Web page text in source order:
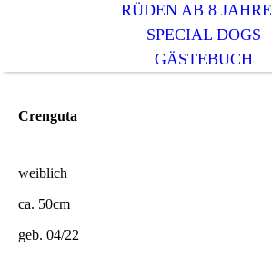
RÜDEN AB 8 JAHRE
SPECIAL DOGS
GÄSTEBUCH
Crenguta
weiblich
ca. 50cm
geb. 04/22